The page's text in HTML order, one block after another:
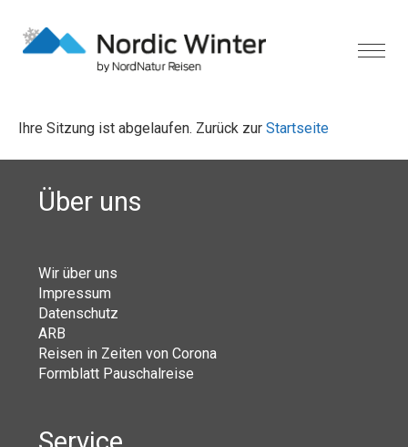
Ihre Sitzung ist abgelaufen. Zurück zur Startseite
Über uns
Wir über uns
Impressum
Datenschutz
ARB
Reisen in Zeiten von Corona
Formblatt Pauschalreise